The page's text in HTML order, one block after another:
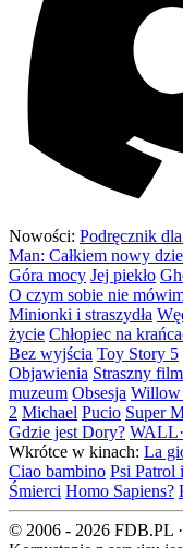
Nowości: Podręcznik
Man: Całkiem nowy
Góra mocy Jej piekło
O czym sobie nie
Minionki i straszydła
życie Chłopiec na
Bez wyjścia Toy Story 5
Objawienia Straszny film
muzeum Obsesja Willow
2 Michael Pucio Super
Gdzie jest Dory?
Wkrótce w kinach: La
Ciao bambino Psi Patrol
Śmierci Homo Sapiens?
© 2006 - 2026 FDB.PL ·